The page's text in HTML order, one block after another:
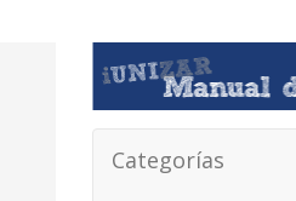
Categorías